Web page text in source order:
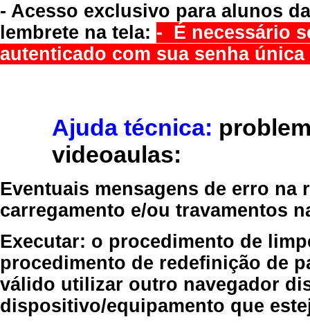
- Acesso exclusivo para alunos
lembrete na tela: - É necessário
autenticado com sua senha
Ajuda técnica:
videoaulas:
Eventuais mensagens de erro
carregamento e/ou travamentos
Executar: o procedimento de
procedimento de redefinição de
válido utilizar outro navegador
dispositivo/equipamento que